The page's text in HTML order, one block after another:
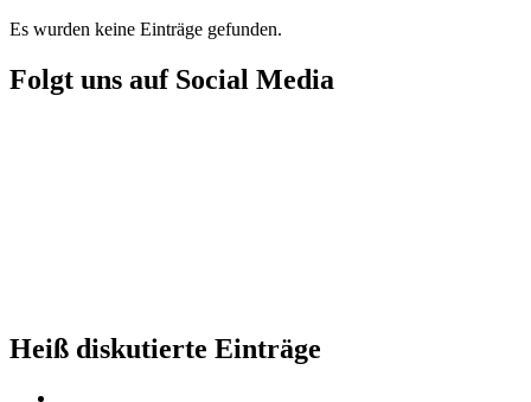
Es wurden keine Einträge gefunden.
Folgt uns auf Social Media
Heiß diskutierte Einträge